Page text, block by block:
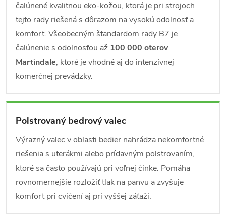
čalúnené kvalitnou eko-kožou, ktorá je pri strojoch
tejto rady riešená s dôrazom na vysokú odolnosť a
komfort. Všeobecným štandardom rady B7 je
čalúnenie s odolnosťou až 100 000 oterov
Martindale, ktoré je vhodné aj do intenzívnej
komerčnej prevádzky.
Polstrovaný bedrový valec
Výrazný valec v oblasti bedier nahrádza nekomfortné
riešenia s uterákmi alebo prídavným polstrovaním,
ktoré sa často používajú pri voľnej činke. Pomáha
rovnomernejšie rozložiť tlak na panvu a zvyšuje
komfort pri cvičení aj pri vyššej záťaži.